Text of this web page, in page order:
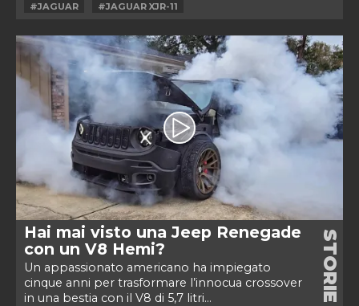
#JAGUAR #JAGUAR XJR-11
Hai mai visto una Jeep Renegade
con un V8 Hemi?
Un appassionato americano ha impiegato
cinque anni per trasformare l’innocua crossover
in una bestia con il V8 di 5,7 litri...
STORIE